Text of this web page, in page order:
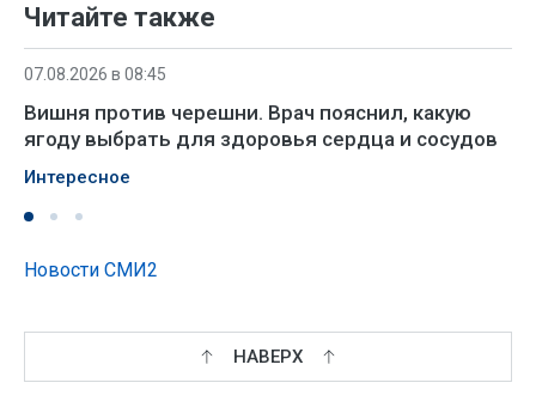
Читайте также
07.08.2026 в 08:45
Вишня против черешни. Врач пояснил, какую
ягоду выбрать для здоровья сердца и сосудов
Интересное
Новости СМИ2
НАВЕРХ